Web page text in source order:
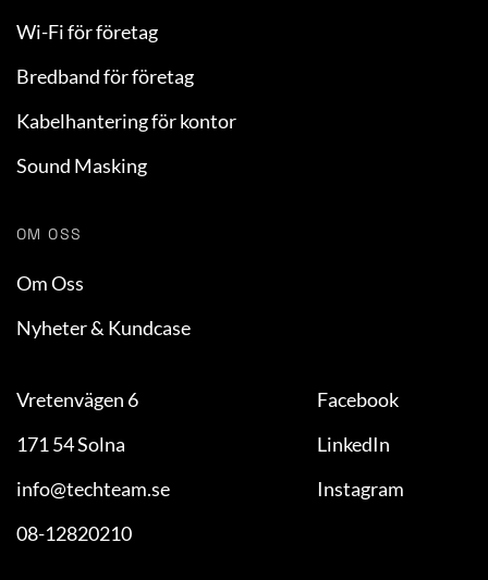
Wi-Fi för företag
Bredband för företag
Kabelhantering för kontor
Sound Masking
OM OSS
Om Oss
Nyheter & Kundcase
Vretenvägen 6
171 54 Solna
info@techteam.se
08-12820210
Facebook
LinkedIn
Instagram